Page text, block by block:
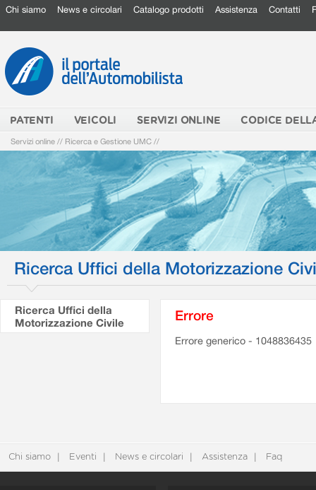
Chi siamo News e circolari Catalogo prodotti Assistenza Contatti
PATENTI VEICOLI SERVIZI ONLINE CODICE
Servizi online // Ricerca e Gestione UMC //
Ricerca Uffici della Motorizzazione
Ricerca Uffici della
Motorizzazione Civile
Errore
Errore generico - 1048836435
Chi siamo Eventi News e circolari Assistenza Faq